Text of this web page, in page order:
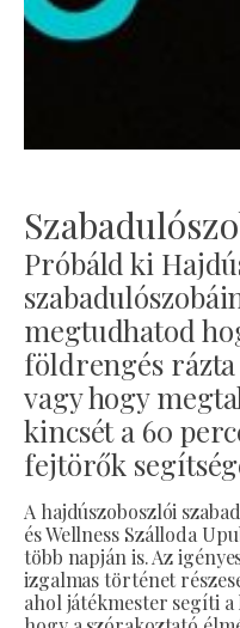
Próbáld ki
megtudhatod
földrengés
vagy hogy
kincsét a 60
fejtörők
A hajdúszoboszlói
és Wellness Szálloda
több napján is. Az
izgalmas történet
ahol játékmester segíti